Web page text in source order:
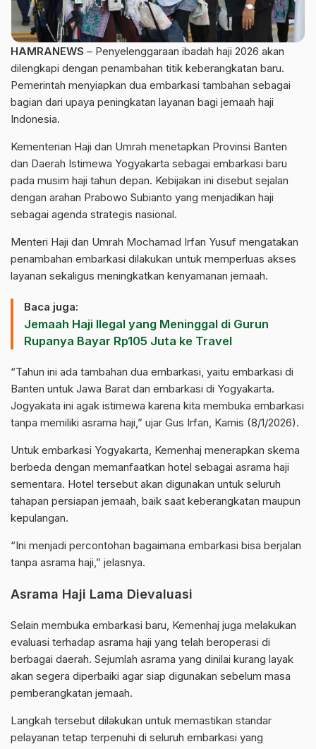
HAMRANEWS – Penyelenggaraan ibadah haji 2026 akan
dilengkapi dengan penambahan titik keberangkatan baru.
Pemerintah menyiapkan dua embarkasi tambahan sebagai
bagian dari upaya peningkatan layanan bagi jemaah haji
Indonesia.
Kementerian Haji dan Umrah menetapkan Provinsi Banten
dan Daerah Istimewa Yogyakarta sebagai embarkasi baru
pada musim haji tahun depan. Kebijakan ini disebut sejalan
dengan arahan Prabowo Subianto yang menjadikan haji
sebagai agenda strategis nasional.
Menteri Haji dan Umrah Mochamad Irfan Yusuf mengatakan
penambahan embarkasi dilakukan untuk memperluas akses
layanan sekaligus meningkatkan kenyamanan jemaah.
Baca juga:
Jemaah Haji Ilegal yang Meninggal di Gurun
Rupanya Bayar Rp105 Juta ke Travel
“Tahun ini ada tambahan dua embarkasi, yaitu embarkasi di
Banten untuk Jawa Barat dan embarkasi di Yogyakarta.
Jogyakata ini agak istimewa karena kita membuka embarkasi
tanpa memiliki asrama haji,” ujar Gus Irfan, Kamis (8/1/2026).
Untuk embarkasi Yogyakarta, Kemenhaj menerapkan skema
berbeda dengan memanfaatkan hotel sebagai asrama haji
sementara. Hotel tersebut akan digunakan untuk seluruh
tahapan persiapan jemaah, baik saat keberangkatan maupun
kepulangan.
“Ini menjadi percontohan bagaimana embarkasi bisa berjalan
tanpa asrama haji,” jelasnya.
Asrama Haji Lama Dievaluasi
Selain membuka embarkasi baru, Kemenhaj juga melakukan
evaluasi terhadap asrama haji yang telah beroperasi di
berbagai daerah. Sejumlah asrama yang dinilai kurang layak
akan segera diperbaiki agar siap digunakan sebelum masa
pemberangkatan jemaah.
Langkah tersebut dilakukan untuk memastikan standar
pelayanan tetap terpenuhi di seluruh embarkasi yang